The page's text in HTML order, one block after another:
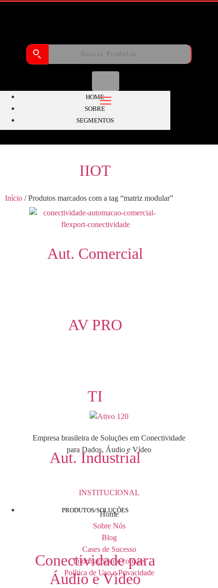
HOME
SOBRE
SEGMENTOS
IIOT
Aut. Comercial
AV PRO
TI
Aut. Industrial
PRODUTOS/SOLUÇÕES
Conectividade para
Áudio e Vídeo
Início / Produtos marcados com a tag “matriz modular”
Empresa brasileira de Soluções em Conectividade
para Dados, Áudio e Vídeo
INSTITUCIONAL
Home
Sobre Nós
Blog
Cases de Sucesso
Informações de cookies
Política de Uso e Privacidade